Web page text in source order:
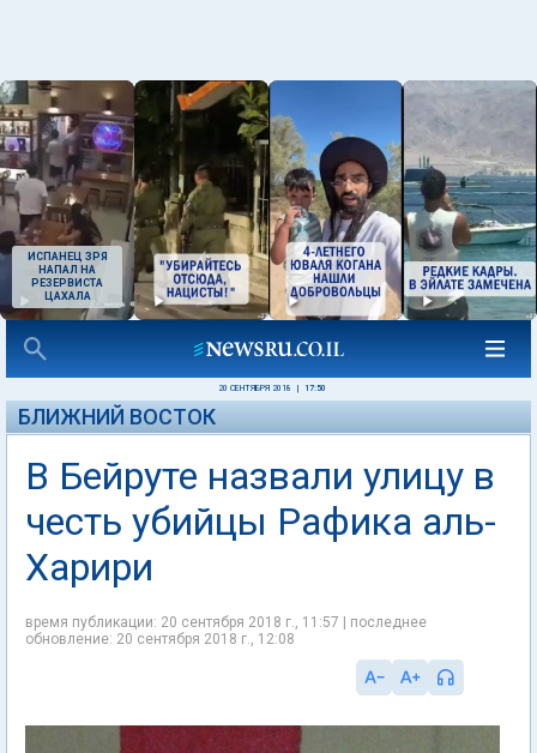
ИСПАНЕЦ ЗРЯ
НАПАЛ НА
РЕЗЕРВИСТА
ЦАХАЛА
20 СЕНТЯБРЯ 2018 17:50
БЛИЖНИЙ ВОСТОК
В Бейруте назвали улицу в
честь убийцы Рафика аль-
Харири
время публикации: 20 сентября 2018 г., 11:57 | последнее
обновление: 20 сентября 2018 г., 12:08